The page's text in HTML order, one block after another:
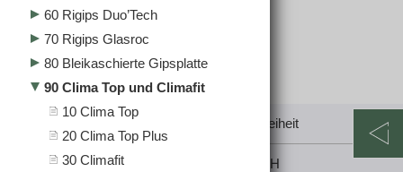
60 Rigips Duo’Tech
70 Rigips Glasroc
80 Bleikaschierte Gipsplatte
90 Clima Top und Climafit
10 Clima Top
20 Clima Top Plus
30 Climafit
Datenschutz Barrierefreiheit
© 2025 Raiffeisen Lagerhaus Salzburg GmbH